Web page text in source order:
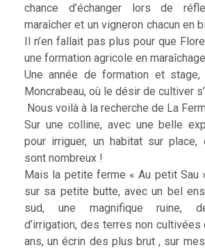
chance d’échanger lors de
maraîcher et un vigneron chacun en
Il n’en fallait pas plus pour que
une formation agricole en
Une année de formation et
Moncrabeau, où le désir de cultiver
Nous voilà à la recherche de La
Sur une colline, avec une belle
pour irriguer, un habitat sur place,
sont nombreux !
Mais la petite ferme « Au petit Sau
sur sa petite butte, avec un bel
sud, une magnifique ruine,
d’irrigation, des terres non
ans, un écrin des plus brut , sur